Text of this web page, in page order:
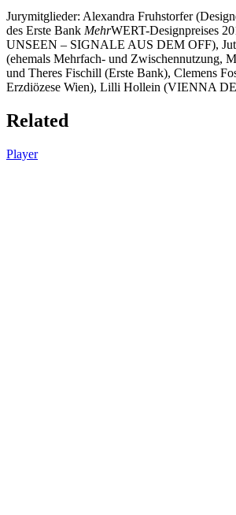
Jurymitglieder: Alexandra Fruhstorfer
des Erste Bank MehrWERT-Designpreises
UNSEEN – SIGNALE AUS DEM OFF),
(ehemals Mehrfach- und Zwischennutzung,
und Theres Fischill (Erste Bank), Clemens
Erzdiözese Wien), Lilli Hollein (VIENNA
Related
Player